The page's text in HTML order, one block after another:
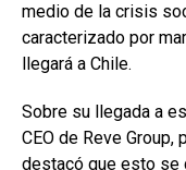
medio de la crisis
caracterizado por
llegará a Chile.
Sobre su llegada a
CEO de Reve
destacó que esto se